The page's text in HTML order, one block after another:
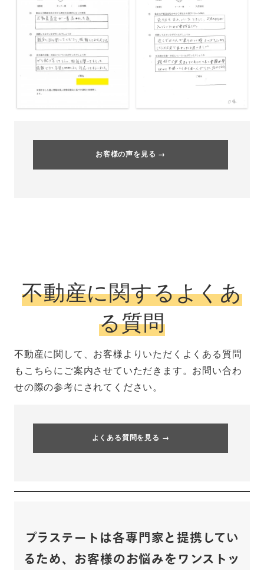
お客様の声を見る →
不動産に関するよくあ
る質問
不動産に関して、お客様よりいただくよくある質問
もこちらにご案内させていただきます。お問い合わ
せの際の参考にされてください。
よくある質問を見る →
プラステートは各専門家と提携してい
るため、 お客様のお悩みをワンストッ